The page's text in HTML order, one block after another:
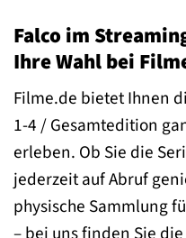
Falco im
Ihre Wahl bei
Filme.de bietet Ihnen
1-4 / Gesamtedition
erleben. Ob Sie die
jederzeit auf Abruf
physische Sammlung